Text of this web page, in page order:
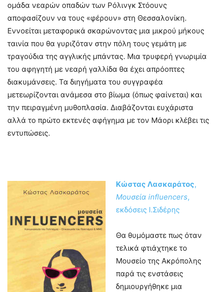
ομάδα νεαρών οπαδών των Ρόλινγκ Στόουνς
αποφασίζουν να τους «φέρουν» στη Θεσσαλονίκη.
Εννοείται μεταφορικά σκαρώνοντας μια μικρού μήκους
ταινία που θα γυριζόταν στην πόλη τους γεμάτη με
τραγούδια της αγγλικής μπάντας. Μια τρυφερή γνωριμία
του αφηγητή με νεαρή γαλλίδα θα έχει απρόοπτες
διακυμάνσεις. Τα διηγήματα του συγγραφέα
μετεωρίζονται ανάμεσα στο βίωμα (όπως φαίνεται) και
την πειραγμένη μυθοπλασία. Διαβάζονται ευχάριστα
αλλά το πρώτο εκτενές αφήγημα με τον Μάορι κλέβει τις
εντυπώσεις.
Κώστας Λασκαράτος,
Μουσεία influencers,
εκδόσεις Ι.Σιδέρης
Θα θυμόμαστε πως όταν
τελικά φτιάχτηκε το
Μουσείο της Ακρόπολης
παρά τις ενστάσεις
δημιουργήθηκε μια